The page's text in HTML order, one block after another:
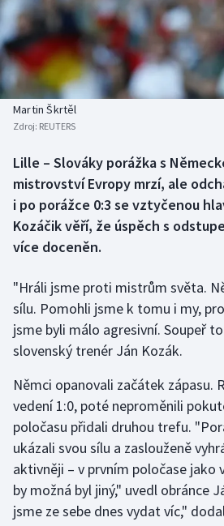
Baseball a softbal
Basketbal
Biatlon
Box
Curling
Florbal
Futsal
Golf
Gymnastika
Házená
Jezdectví
Soutěže
Historické návraty
Aplikace ČT sport
Martin Škrtěl
Zdroj: REUTERS
Lille – Slováky porážka s
mistrovství Evropy mrzí, ale
i po porážce 0:3 se vztyčenou
Kozáčik věří, že úspěch s
více doceněn.
"Hráli jsme proti mistrům světa.
sílu. Pomohli jsme k tomu i my,
jsme byli málo agresivní. Soupeř
slovenský trenér Ján Kozák.
Němci opanovali začátek zápasu.
vedení 1:0, poté neproměnili
poločasu přidali druhou trefu.
ukázali svou sílu a zaslouženě
aktivněji – v prvním poločase jako
by možná byl jiný," uvedl obránce
jsme ze sebe dnes vydat víc,"